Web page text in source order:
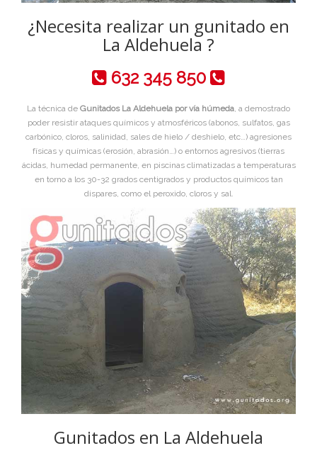
¿Necesita realizar un gunitado en
La Aldehuela ?
632 345 850
La técnica de Gunitados La Aldehuela por vía húmeda, a demostrado
poder resistir ataques químicos y atmosféricos (abonos, sulfatos, gas
carbónico, cloros, salinidad, sales de hielo / deshielo, etc…) agresiones
físicas y químicas (erosión, abrasión…) o entornos agresivos (tierras
ácidas, humedad permanente, en piscinas climatizadas a temperaturas
en torno a los 30-32 grados centigrados y productos químicos tan
dispares, como el peroxido, cloros y sal.
Gunitados en La Aldehuela